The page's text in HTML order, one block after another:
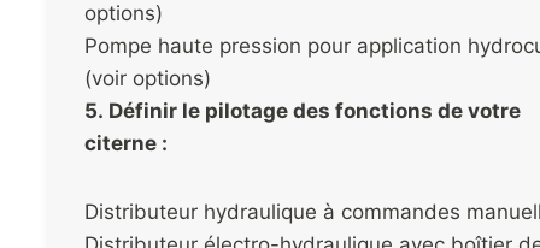
options)
Pompe haute pression pour application
(voir options)
5. Définir le pilotage des fonctions de votre
citerne :
Distributeur hydraulique à commandes